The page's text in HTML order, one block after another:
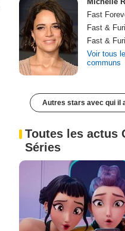
Fast
Fast &
Fast &
Voir tous
communs
Autres stars avec qui il
Toutes les actus
Séries